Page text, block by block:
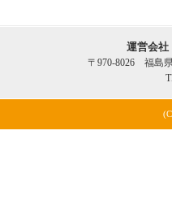
運営会
〒970-8026 福島